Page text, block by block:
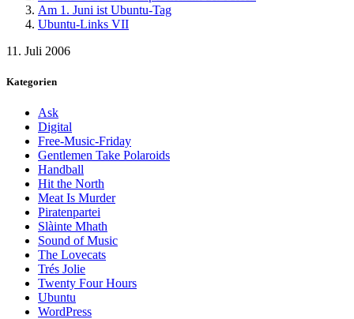
Am 1. Juni ist Ubuntu-Tag
Ubuntu-Links VII
11. Juli 2006
Kategorien
Ask
Digital
Free-Music-Friday
Gentlemen Take Polaroids
Handball
Hit the North
Meat Is Murder
Piratenpartei
Slàinte Mhath
Sound of Music
The Lovecats
Trés Jolie
Twenty Four Hours
Ubuntu
WordPress